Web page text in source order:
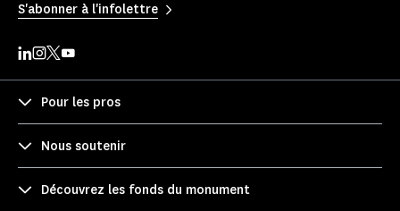
S'abonner à l'infolettre
Pour les pros
Nous soutenir
Découvrez les fonds du monument